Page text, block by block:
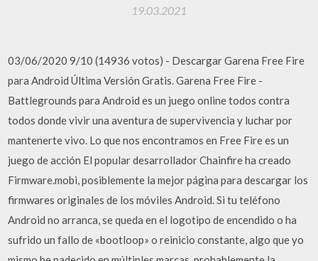
19.03.2021
03/06/2020 9/10 (14936 votos) - Descargar Garena Free Fire
para Android Última Versión Gratis. Garena Free Fire -
Battlegrounds para Android es un juego online todos contra
todos donde vivir una aventura de supervivencia y luchar por
mantenerte vivo. Lo que nos encontramos en Free Fire es un
juego de acción El popular desarrollador Chainfire ha creado
Firmware.mobi, posiblemente la mejor página para descargar los
firmwares originales de los móviles Android. Si tu teléfono
Android no arranca, se queda en el logotipo de encendido o ha
sufrido un fallo de «bootloop» o reinicio constante, algo que yo